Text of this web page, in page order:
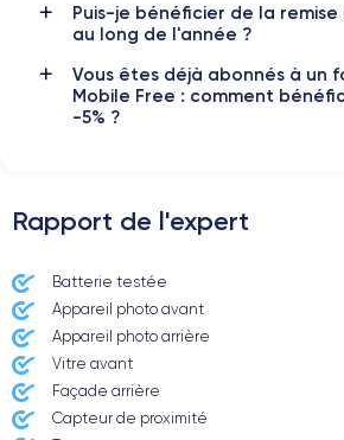
Si vous souhaitez découvrir en détail les
smartphone, consulter lafiche technique
Puis-je bénéficier de la
au long de l'année ?
Vous êtes déjà abonnés à un
Mobile Free : comment
-5% ?
Rapport de l'expert
Batterie testée
Appareil photo avant
Appareil photo arrière ​
Vitre avant ​
Façade arrière
Capteur de proximité